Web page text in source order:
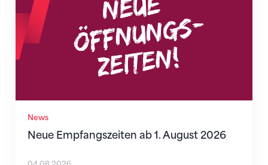
News
Neue Empfangszeiten ab 1. August 2026